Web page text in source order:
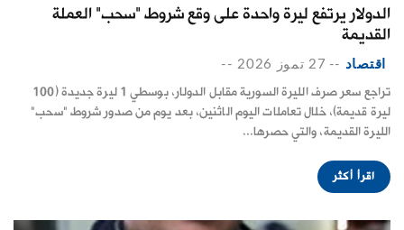
الدولار يرتفع ليرة واحدة على وقع شروط "سحب" العملة
القديمة
اقتصاد -- 27 تموز 2026 --
تراجع سعر صرف الليرة السورية مقابل الدولار، بوسطي 1 ليرة جديدة (100
ليرة قديمة)، خلال تعاملات اليوم الاثنين، بعد يوم من صدور شروط "سحب"
الليرة القديمة، والتي حصرها...
اقرأ أكثر